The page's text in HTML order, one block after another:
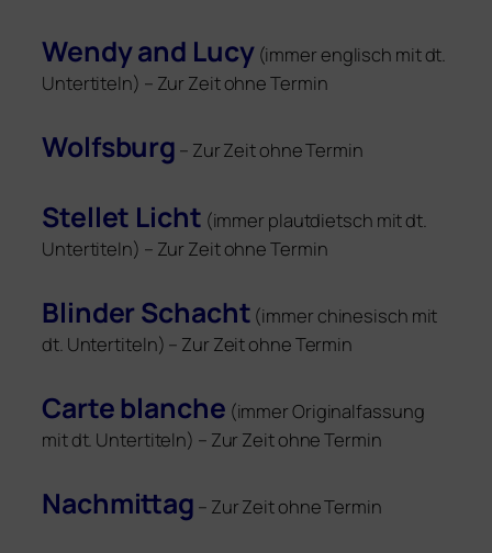
Wendy and Lucy(immer eng­lisch mit dt.
Untertiteln) – Zur Zeit ohne Termin
Wolfsburg – Zur Zeit ohne Termin
Stellet Licht (immer plaut­dietsch mit dt.
Untertiteln) – Zur Zeit ohne Termin
Blinder Schacht (immer chi­ne­sisch mit
dt. Untertiteln) – Zur Zeit ohne Termin
Carte blan­che (immer Originalfassung
mit dt. Untertiteln) – Zur Zeit ohne Termin
Nachmittag – Zur Zeit ohne Termin